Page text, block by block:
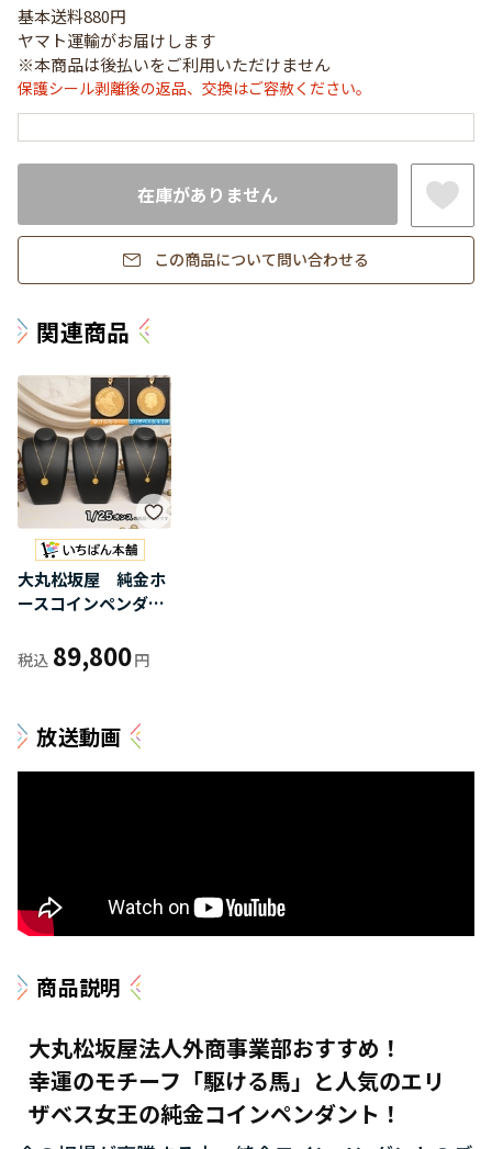
基本送料880円
ヤマト運輸がお届けします
※本商品は後払いをご利用いただけません
保護シール剥離後の返品、交換はご容赦ください。
在庫がありません
この商品について問い合わせる
関連商品
大丸松坂屋 純金ホ
ースコインペンダン
89,800
放送動画
商品説明
大丸松坂屋法人外商事業部おすすめ！
幸運のモチーフ「駆ける馬」と人気のエリ
ザベス女王の純金コインペンダント！